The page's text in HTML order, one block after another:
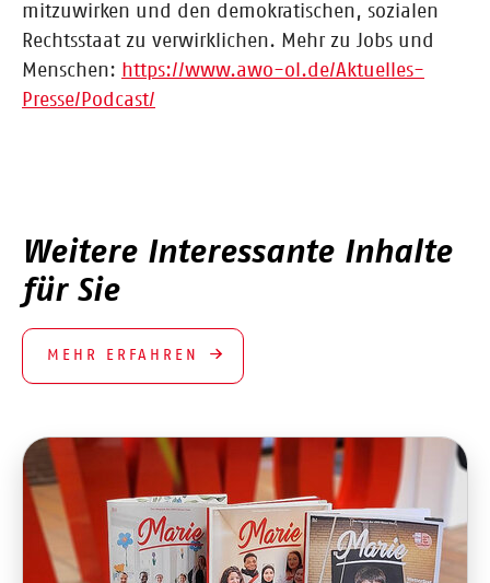
mitzuwirken und den demokratischen, sozialen
Rechtsstaat zu verwirklichen. Mehr zu Jobs und
Menschen: https://www.awo-ol.de/Aktuelles-
Presse/Podcast/
Weitere Interessante Inhalte
für Sie
MEHR ERFAHREN